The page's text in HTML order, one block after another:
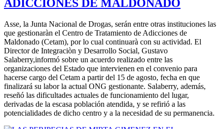
ADICCIONES DE MALDONADO
Asse, la Junta Nacional de Drogas, serán entre otras instituciones las
que gestionaràn el Centro de Tratamiento de Adicciones de
Maldonado (Cetam), por lo cual continuarà con su actividad. El
Director de Integraciòn y Desarrollo Social, Gustavo
Salaberry,informó sobre un acuerdo realizado entre las
organizaciones del Estado que intervienen en el convenio para
hacerse cargo del Cetam a partir del 15 de agosto, fecha en que
finalizará su labor la actual ONG gestionante. Salaberry, además,
reseñó las dificultades actuales de funcionamiento del lugar,
derivadas de la escasa población atendida, y se refirió a las
potencialidades de dicho centro y a la necesidad de su permanencia.